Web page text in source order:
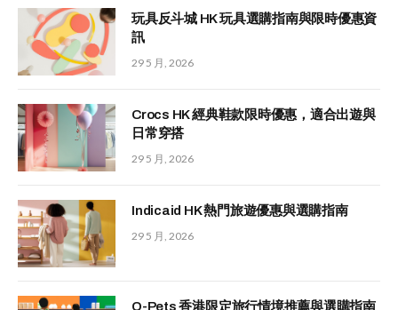
玩具反斗城 HK 玩具選購指南與限時優惠資
訊
29 5 月, 2026
Crocs HK 經典鞋款限時優惠，適合出遊與
日常穿搭
29 5 月, 2026
Indicaid HK 熱門旅遊優惠與選購指南
29 5 月, 2026
Q-Pets 香港限定旅行情境推薦與選購指南